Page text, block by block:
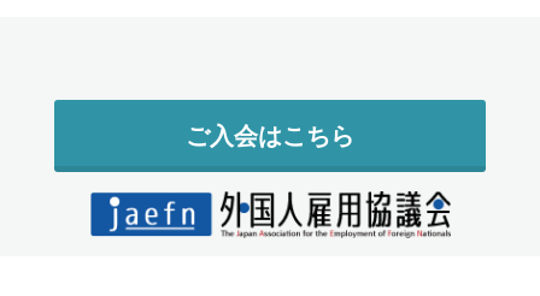
ご入会はこちら